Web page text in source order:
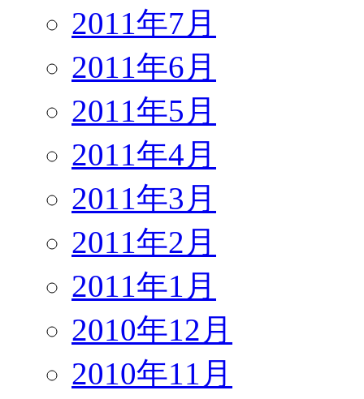
2011年7月
2011年6月
2011年5月
2011年4月
2011年3月
2011年2月
2011年1月
2010年12月
2010年11月